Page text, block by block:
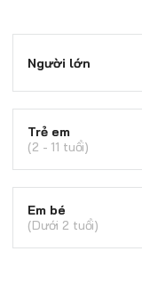
Người lớn
Trẻ em
(2 - 11 tuổi)
Em bé
(Dưới 2 tuổi)